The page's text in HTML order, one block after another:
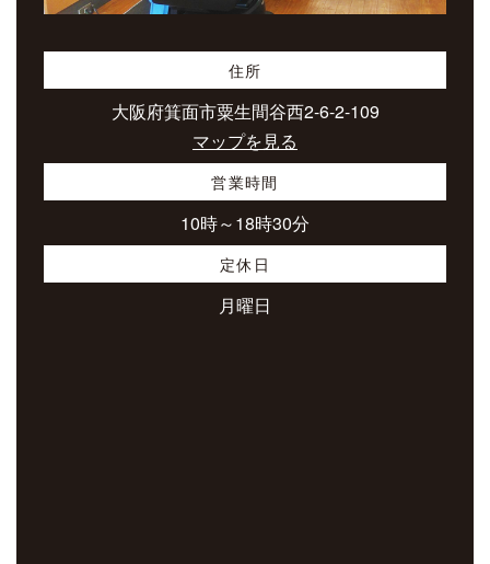
住所
大阪府箕面市粟生間谷西2-6-2-109
マップを見る
営業時間
10時～18時30分
定休日
月曜日